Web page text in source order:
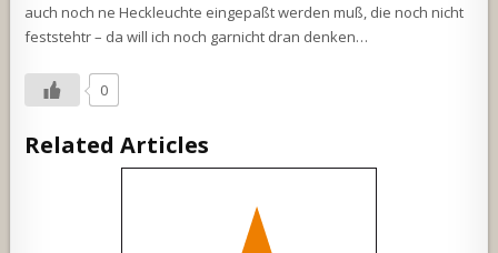
auch noch ne Heckleuchte eingepaßt werden muß, die noch nicht
feststehtr – da will ich noch garnicht dran denken…
0
Related Articles